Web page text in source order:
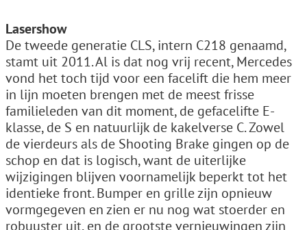
Lasershow
De tweede generatie CLS, intern C218 genaamd,
stamt uit 2011. Al is dat nog vrij recent, Mercedes
vond het toch tijd voor een facelift die hem meer
in lijn moeten brengen met de meest frisse
familieleden van dit moment, de gefacelifte E-
klasse, de S en natuurlijk de kakelverse C. Zowel
de vierdeurs als de Shooting Brake gingen op de
schop en dat is logisch, want de uiterlijke
wijzigingen blijven voornamelijk beperkt tot het
identieke front. Bumper en grille zijn opnieuw
vormgegeven en zien er nu nog wat stoerder en
robuuster uit, en de grootste vernieuwingen zijn